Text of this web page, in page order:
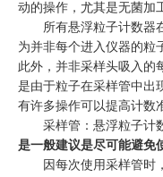
动的操作，尤其是无菌加
所有悬浮粒子计数器
为并非每个进入仪器的粒
此外，并非采样头吸入的
是由于粒子在采样管中出
有许多操作可以提高计数
采样管：悬浮粒子计
是一般建议是尽可能避免
因每次使用采样管时